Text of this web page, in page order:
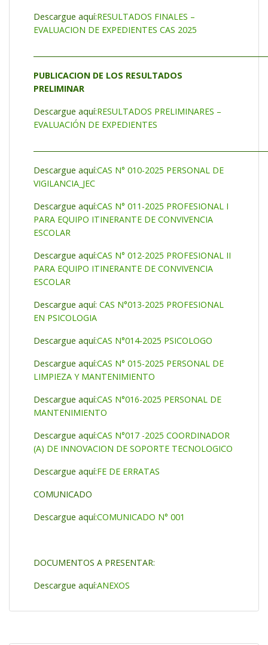
Descargue aquí:RESULTADOS FINALES –
EVALUACION DE EXPEDIENTES CAS 2025
PUBLICACION DE LOS RESULTADOS
PRELIMINAR
Descargue aquí:RESULTADOS PRELIMINARES –
EVALUACIÓN DE EXPEDIENTES
Descargue aquí:CAS N° 010-2025 PERSONAL DE
VIGILANCIA_JEC
Descargue aquí:CAS N° 011-2025 PROFESIONAL I
PARA EQUIPO ITINERANTE DE CONVIVENCIA
ESCOLAR
Descargue aquí:CAS N° 012-2025 PROFESIONAL II
PARA EQUIPO ITINERANTE DE CONVIVENCIA
ESCOLAR
Descargue aquí: CAS N°013-2025 PROFESIONAL
EN PSICOLOGIA
Descargue aquí:CAS N°014-2025 PSICOLOGO
Descargue aquí:CAS N° 015-2025 PERSONAL DE
LIMPIEZA Y MANTENIMIENTO
Descargue aquí:CAS N°016-2025 PERSONAL DE
MANTENIMIENTO
Descargue aquí:CAS N°017 -2025 COORDINADOR
(A) DE INNOVACION DE SOPORTE TECNOLOGICO
Descargue aquí:FE DE ERRATAS
COMUNICADO
Descargue aquí:COMUNICADO N° 001
DOCUMENTOS A PRESENTAR:
Descargue aquí:ANEXOS